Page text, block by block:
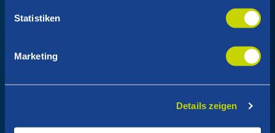
Statistiken
Marketing
Details zeigen